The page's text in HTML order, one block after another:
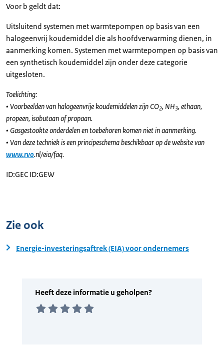
Voor b geldt dat:
Uitsluitend systemen met warmtepompen op basis van een
halogeenvrij koudemiddel die als hoofdverwarming dienen, in
aanmerking komen. Systemen met warmtepompen op basis van
een synthetisch koudemiddel zijn onder deze categorie
uitgesloten.
Toelichting:
• Voorbeelden van halogeenvrije koudemiddelen zijn CO2, NH3, ethaan,
propeen, isobutaan of propaan.
• Gasgestookte onderdelen en toebehoren komen niet in aanmerking.
• Van deze techniek is een principeschema beschikbaar op de website van
www.rvo.nl/eia/faq.
​ID:GEC ID:GEW
Zie ook
Energie-investeringsaftrek (EIA) voor ondernemers